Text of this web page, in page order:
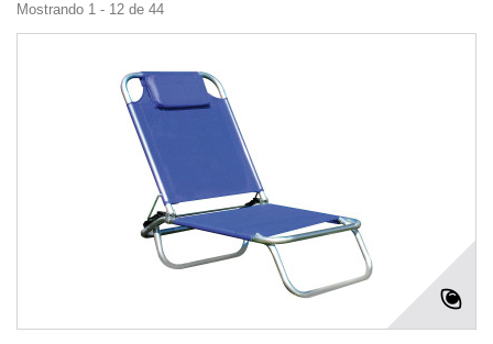
Mostrando 1 - 12 de 44